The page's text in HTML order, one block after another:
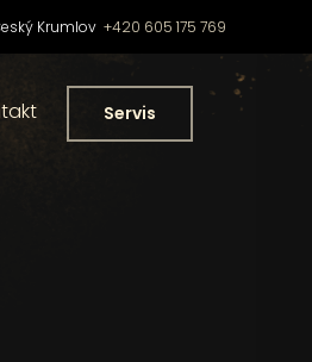
Krumlov+420 605 175 769
Servis